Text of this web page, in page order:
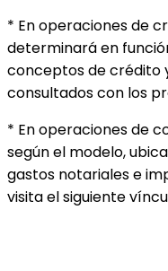
* En operaciones de
determinará en
conceptos de crédito
consultados con los
* En operaciones de
según el modelo,
gastos notariales e
visita el siguiente